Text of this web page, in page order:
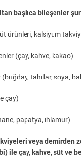
başlıca bileşenler
ürünleri, kalsiyum
(çay, kahve, kakao)
tahıllar, soya,
çay)
papatya, ıhlamur)
veya demirden
ile çay, kahve, süt ve